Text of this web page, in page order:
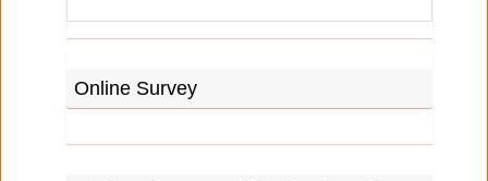
Online Survey